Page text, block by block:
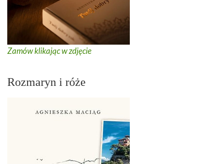
Zamów klikając w zdjęcie
Rozmaryn i róże